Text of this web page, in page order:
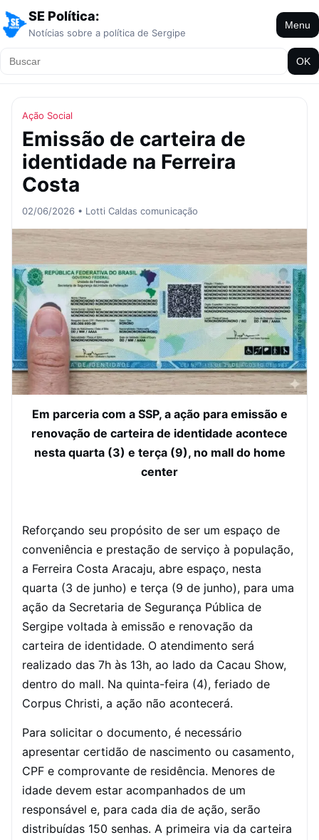
SE Política:
Notícias sobre a política de Sergipe
Menu
OK
Ação Social
Emissão de carteira de
identidade na Ferreira
Costa
02/06/2026 • Lotti Caldas comunicação
Em parceria com a SSP, a ação para emissão e
renovação de carteira de identidade acontece
nesta quarta (3) e terça (9), no mall do home
center
Reforçando seu propósito de ser um espaço de
conveniência e prestação de serviço à população,
a Ferreira Costa Aracaju, abre espaço, nesta
quarta (3 de junho) e terça (9 de junho), para uma
ação da Secretaria de Segurança Pública de
Sergipe voltada à emissão e renovação da
carteira de identidade. O atendimento será
realizado das 7h às 13h, ao lado da Cacau Show,
dentro do mall. Na quinta-feira (4), feriado de
Corpus Christi, a ação não acontecerá.
Para solicitar o documento, é necessário
apresentar certidão de nascimento ou casamento,
CPF e comprovante de residência. Menores de
idade devem estar acompanhados de um
responsável e, para cada dia de ação, serão
distribuídas 150 senhas. A primeira via da carteira